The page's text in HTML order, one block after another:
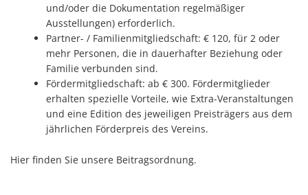
und/oder die Dokumentation regelmäßiger
Ausstellungen) erforderlich.
Partner- / Familienmitgliedschaft: € 120, für 2 oder
mehr Personen, die in dauerhafter Beziehung oder
Familie verbunden sind.
Fördermitgliedschaft: ab € 300. Fördermitglieder
erhalten spezielle Vorteile, wie Extra-Veranstaltungen
und eine Edition des jeweiligen Preisträgers aus dem
jährlichen Förderpreis des Vereins.
Hier finden Sie unsere Beitragsordnung.